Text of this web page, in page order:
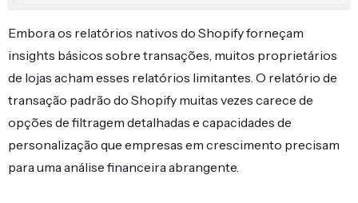
Embora os relatórios nativos do Shopify forneçam
insights básicos sobre transações, muitos proprietários
de lojas acham esses relatórios limitantes. O relatório de
transação padrão do Shopify muitas vezes carece de
opções de filtragem detalhadas e capacidades de
personalização que empresas em crescimento precisam
para uma análise financeira abrangente.